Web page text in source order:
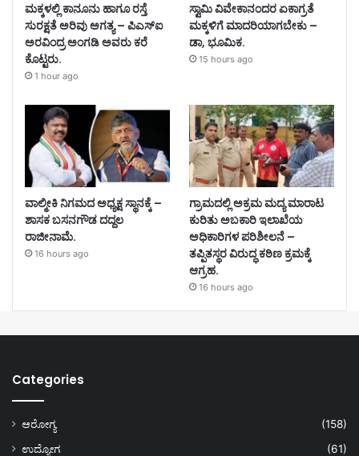
ಮಕ್ಕಳಲ್ಲಿ ಕಾನೂನು ಹಾಗೂ ರಸ್ತೆ
ಸುರಕ್ಷತೆ ಅರಿವು ಅಗತ್ಯ – ಪಿಎಸ್‌ಐ
ಅರವಿಂದ್ರ ಅಂಗಡಿ ಅವರು ಕರೆ
ಕೊಟ್ಟರು.
1 hour ago
ಸ್ವಾಮಿ ವಿವೇಕಾನಂದರ ಏಕಾಗ್ರತೆ
ಮಕ್ಕಳಿಗೆ ಮಾದರಿಯಾಗಬೇಕು –
ಡಾ, ಭೂಮಿಕ.
15 hours ago
ವಾಲ್ಮೀಕಿ ನಿಗಮದ ಅಧ್ಯಕ್ಷ ಸ್ಥಾನಕ್ಕೆ –
ಶಾಸಕ ಬಸನಗೌಡ ದದ್ದಲ
ರಾಜೀನಾಮೆ.
16 hours ago
ಗ್ರಾಮದಲ್ಲಿ ಅಕ್ರಮ ಮದ್ಯ ಮಾರಾಟ
ಕುರಿತು ಅಬಕಾರಿ ಇಲಾಖೆಯ
ಅಧಿಕಾರಿಗಳ ಪರಿಶೀಲನೆ –
ತಪ್ಪಿತಸ್ಥರ ವಿರುದ್ಧ ಕಠಿಣ ಕ್ರಮಕ್ಕೆ
ಆಗ್ರಹ.
16 hours ago
Categories
ಆರೋಗ್ಯ
(158)
ಉದ್ಯೋಗ
(61)